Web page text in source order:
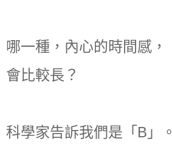
哪一種，內心的時間感，
會比較長？
科學家告訴我們是「B」。